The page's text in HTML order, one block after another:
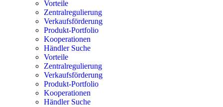
Vorteile
Zentralregulierung
Verkaufsförderung
Produkt-Portfolio
Kooperationen
Händler Suche
Vorteile
Zentralregulierung
Verkaufsförderung
Produkt-Portfolio
Kooperationen
Händler Suche